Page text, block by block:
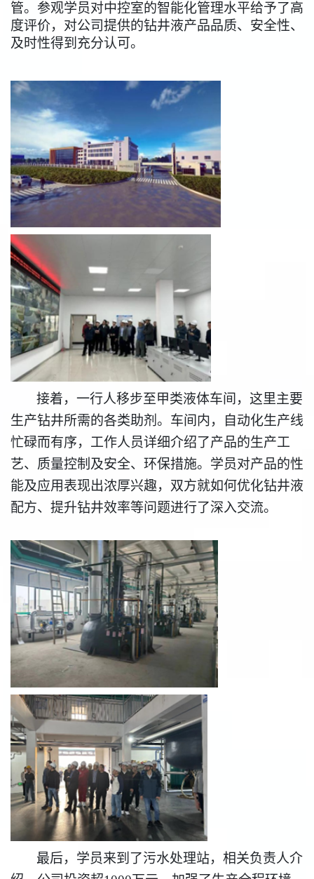
管。参观学员对中控室的智能化管理水平给予了高
度评价，对公司提供的钻井液产品品质、安全性、
及时性得到充分认可。
接着，一行人移步至甲类液体车间，这里主要
生产钻井所需的各类助剂。车间内，自动化生产线
忙碌而有序，工作人员详细介绍了产品的生产工
艺、质量控制及安全、环保措施。学员对产品的性
能及应用表现出浓厚兴趣，双方就如何优化钻井液
配方、提升钻井效率等问题进行了深入交流。
最后，学员来到了污水处理站，相关负责人介